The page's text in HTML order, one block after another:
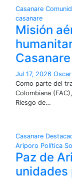
Casanare
casanare
Misión
Casanare
Jul 17, 2026
Como parte del
Colombiana
Riesgo de…
Casanare
Ariporo Política
Paz de